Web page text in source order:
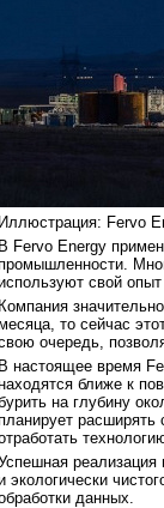
Иллюстрация: Fervo
В Fervo Energy
свой
Компания
то сейчас
очередь,
В настоящее время
ближе к
на глубину
расширять
реализация
экологически
данных.